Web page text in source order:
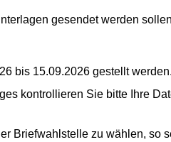
gesendet werden sollen
bis 15.09.2026 gestellt werden.
kontrollieren Sie bitte Ihre
Briefwahlstelle zu wählen, so